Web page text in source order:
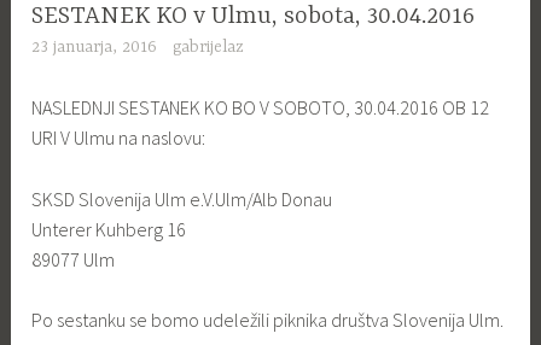
SESTANEK KO v Ulmu, sobota, 30.04.2016
23 januarja, 2016 gabrijelaz
NASLEDNJI SESTANEK KO BO V SOBOTO, 30.04.2016 OB 12
URI V Ulmu na naslovu:
SKSD Slovenija Ulm e.V.Ulm/Alb Donau
Unterer Kuhberg 16
89077 Ulm
Po sestanku se bomo udeležili piknika društva Slovenija Ulm.